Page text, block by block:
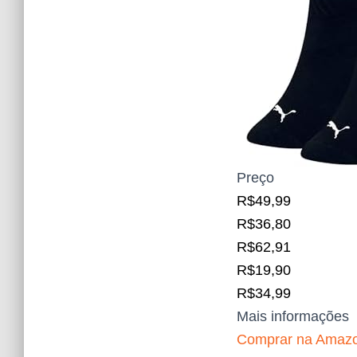
Preço
R$49,99
R$36,80
R$62,91
R$19,90
R$34,99
Mais informações
Comprar na